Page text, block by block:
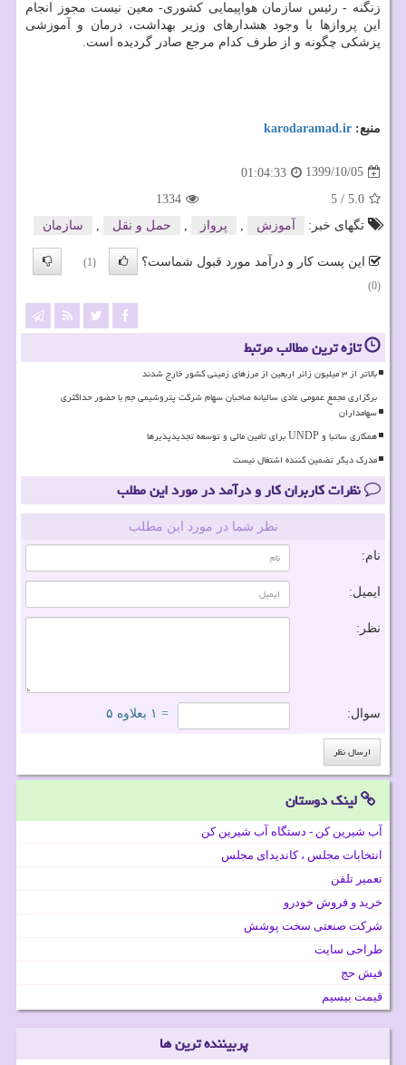
زنگنه - رئیس سازمان هواپیمایی کشوری- معین نیست مجوز انجام
این پروازها با وجود هشدارهای وزیر بهداشت، درمان و آموزشی
پزشکی چگونه و از طرف کدام مرجع صادر گردیده است.
منبع: karodaramad.ir
1399/10/05
01:04:33
5.0
/
5
1334
تگهای خبر:
آموزش , پرواز , حمل و نقل , سازمان
این پست کار و درآمد مورد قبول شماست؟
(1)
(0)
تازه ترین مطالب مرتبط
بالاتر از ۳ میلیون زائر اربعین از مرزهای زمینی کشور خارج شدند
برگزاری مجمع عمومی عادی سالیانه صاحبان سهام شرکت پتروشیمی جم با حضور حداکثری
سهامداران
همکاری ساتبا و UNDP برای تأمین مالی و توسعه تجدیدپذیرها
مدرک دیگر تضمین کننده اشتغال نیست
نظرات کاربران کار و درآمد در مورد این مطلب
نظر شما در مورد این مطلب
نام:
ایمیل:
نظر:
سوال: = ۱ بعلاوه ۵
لینک دوستان
آب شیرین کن - دستگاه آب شیرین کن
انتخابات مجلس ، کاندیدای مجلس
تعمیر تلفن
خرید و فروش خودرو
شرکت صنعتی سخت پوشش
طراحی سایت
فیش حج
قیمت بیسیم
پربیننده ترین ها